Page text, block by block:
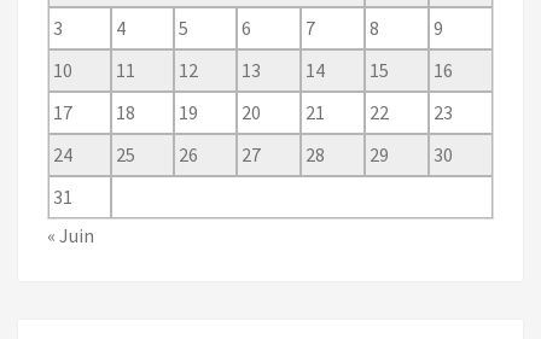
3
4 5 6 7 8
9
10
11 12 13 14 15
16
17
18 19 20 21 22
23
24
25 26 27 28 29
30
31
« Juin